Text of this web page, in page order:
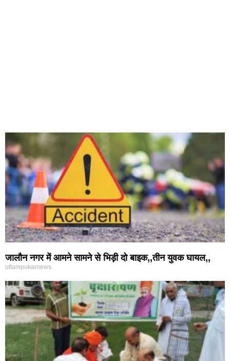
जालौन नगर में आमने सामने से भिड़ी दो बाइक,,तीन युवक घायल,,
uttampukarnews